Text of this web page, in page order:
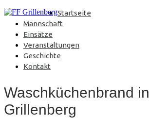
Startseite
Mannschaft
Einsätze
Veranstaltungen
Geschichte
Kontakt
Waschküchenbrand in
Grillenberg